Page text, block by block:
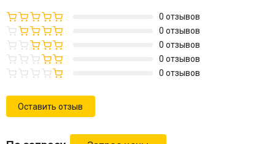
0 отзывов
0 отзывов
0 отзывов
0 отзывов
0 отзывов
Оставить отзыв